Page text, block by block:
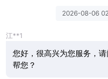
2026-08-06
江**1
您好，很高兴为您服务，
帮您？